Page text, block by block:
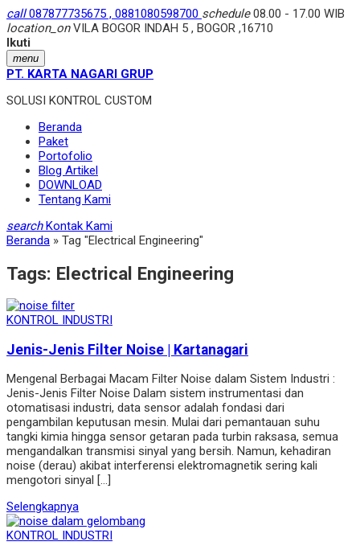
call087877735675 , 0881080598700 schedule08.00 - 17.00 WIB
location_onVILA BOGOR INDAH 5 , BOGOR ,16710
Ikuti
menu
PT. KARTA NAGARI GRUP
SOLUSI KONTROL CUSTOM
Beranda
Paket
Portofolio
Blog Artikel
DOWNLOAD
Tentang Kami
search Kontak Kami
Beranda » Tag "Electrical Engineering"
Tags: Electrical Engineering
KONTROL INDUSTRI
Jenis-Jenis Filter Noise | Kartanagari
Mengenal Berbagai Macam Filter Noise dalam Sistem Industri :
Jenis-Jenis Filter Noise Dalam sistem instrumentasi dan
otomatisasi industri, data sensor adalah fondasi dari
pengambilan keputusan mesin. Mulai dari pemantauan suhu
tangki kimia hingga sensor getaran pada turbin raksasa, semua
mengandalkan transmisi sinyal yang bersih. Namun, kehadiran
noise (derau) akibat interferensi elektromagnetik sering kali
mengotori sinyal […]
Selengkapnya
KONTROL INDUSTRI